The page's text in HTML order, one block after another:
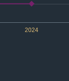
2024